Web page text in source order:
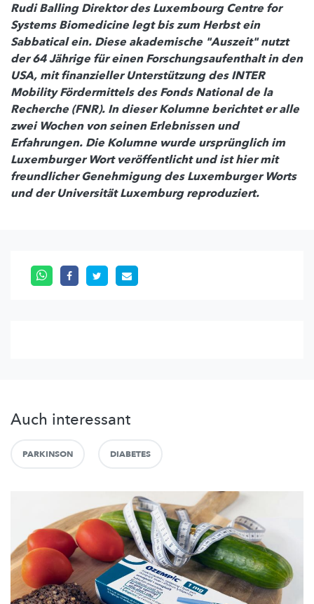
Rudi Balling Direktor des Luxembourg Centre for
Systems Biomedicine legt bis zum Herbst ein
Sabbatical ein. Diese akademische "Auszeit" nutzt
der 64 Jährige für einen Forschungsaufenthalt in den
USA, mit finanzieller Unterstützung des INTER
Mobility Fördermittels des Fonds National de la
Recherche (FNR). In dieser Kolumne berichtet er alle
zwei Wochen von seinen Erlebnissen und
Erfahrungen. Die Kolumne wurde ursprünglich im
Luxemburger Wort veröffentlicht und ist hier mit
freundlicher Genehmigung des Luxemburger Worts
und der Universität Luxemburg reproduziert.
Auch interessant
PARKINSON DIABETES